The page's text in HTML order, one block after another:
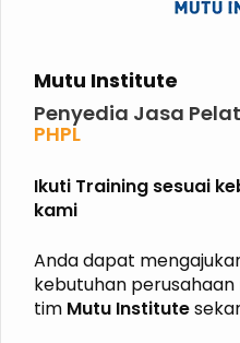
Mutu Institute
Penyedia Jasa
PHPL
P3K
K3 KIMIA
K3 MIGAS
HALAL
GRK
ISPO
RSPO
Ikuti Training sesuai
kami
Anda dapat
kebutuhan perusahaan
tim Mutu Institute